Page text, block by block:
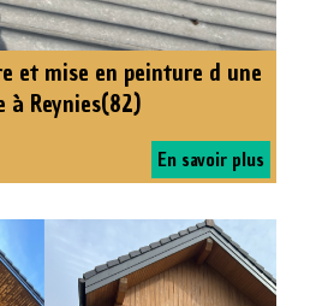
et mise en peinture d une
à Reynies(82)
En savoir plus